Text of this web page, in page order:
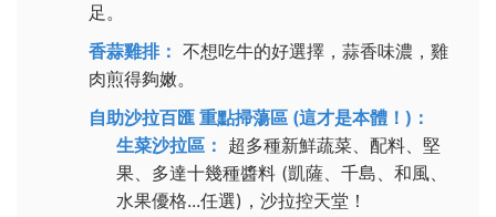
足。
香蒜雞排： 不想吃牛的好選擇，蒜香味濃，雞
肉煎得夠嫩。
自助沙拉百匯 重點掃蕩區 (這才是本體！)：
生菜沙拉區： 超多種新鮮蔬菜、配料、堅
果、多達十幾種醬料 (凱薩、千島、和風、
水果優格...任選)，沙拉控天堂！